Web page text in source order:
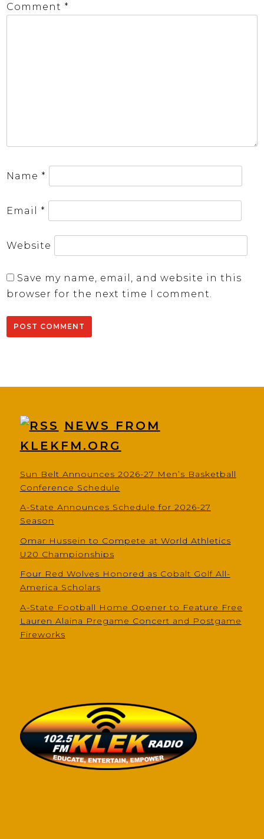
Comment *
Name *
Email *
Website
Save my name, email, and website in this
browser for the next time I comment.
NEWS FROM
KLEKFM.ORG
Sun Belt Announces 2026-27 Men’s Basketball
Conference Schedule
A-State Announces Schedule for 2026-27
Season
Omar Hussein to Compete at World Athletics
U20 Championships
Four Red Wolves Honored as Cobalt Golf All-
America Scholars
A-State Football Home Opener to Feature Free
Lauren Alaina Pregame Concert and Postgame
Fireworks